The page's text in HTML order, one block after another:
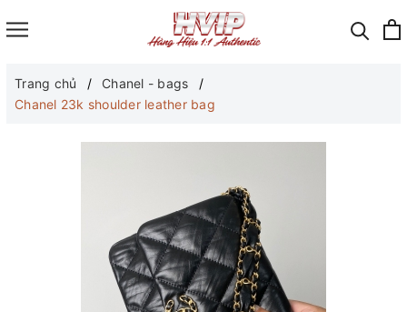
Trang chủ
Chanel - bags
Chanel 23k shoulder leather bag